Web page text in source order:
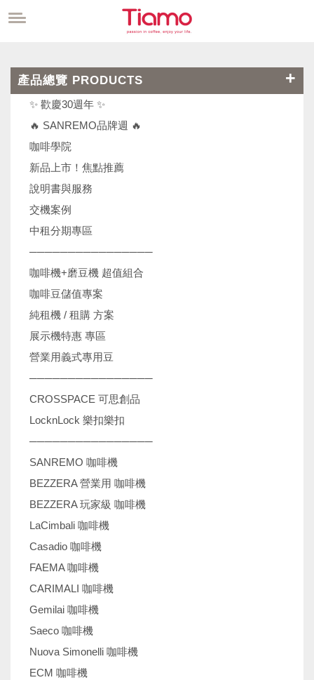
產品總覽 PRODUCTS
✨ 歡慶30週年 ✨
🔥 SANREMO品牌週 🔥
咖啡學院
新品上市！焦點推薦
說明書與服務
交機案例
中租分期專區
────────────────
咖啡機+磨豆機 超值組合
咖啡豆儲值專案
純租機 / 租購 方案
展示機特惠 專區
營業用義式專用豆
────────────────
CROSSPACE 可思創品
LocknLock 樂扣樂扣
────────────────
SANREMO 咖啡機
BEZZERA 營業用 咖啡機
BEZZERA 玩家級 咖啡機
LaCimbali 咖啡機
Casadio 咖啡機
FAEMA 咖啡機
CARIMALI 咖啡機
Gemilai 咖啡機
Saeco 咖啡機
Nuova Simonelli 咖啡機
ECM 咖啡機